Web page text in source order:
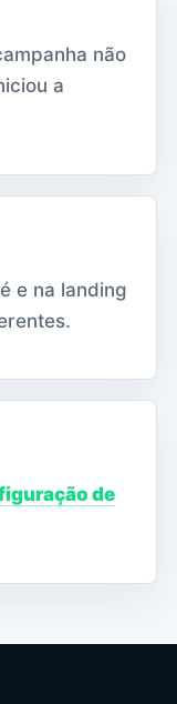
não
a
e na landing
de